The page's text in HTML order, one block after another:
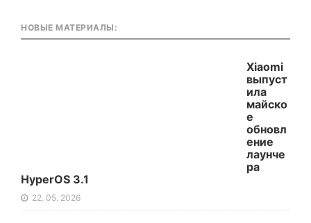
НОВЫЕ МАТЕРИАЛЫ:
Xiaomi
выпуст
ила
майско
е
обновл
ение
лаунче
ра
HyperOS 3.1
22. 05. 2026